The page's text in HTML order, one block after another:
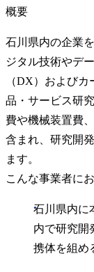
概要
石川県内の企業
ジタル技術やデ
（DX）および
品・サービス研
費や機械装置費
含まれ、研究開
ます。
こんな事業者に
石川県内に
内で研究開
携体を組め